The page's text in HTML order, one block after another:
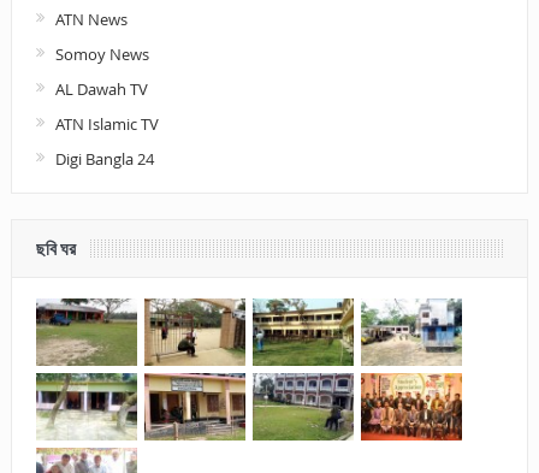
ATN News
Somoy News
AL Dawah TV
ATN Islamic TV
Digi Bangla 24
ছবি ঘর